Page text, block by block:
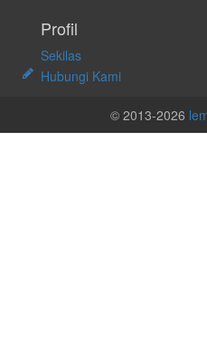
Profil
Sekilas
Hubungi Kami
© 2013-2026